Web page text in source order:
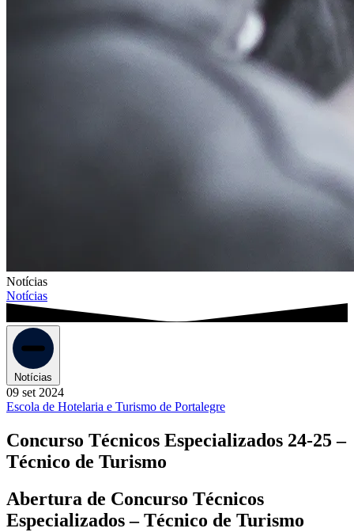
Notícias
Notícias
Notícias
09 set 2024
Escola de Hotelaria e Turismo de Portalegre
Concurso Técnicos Especializados 24-25 –
Técnico de Turismo
Abertura de Concurso Técnicos
Especializados – Técnico de Turismo